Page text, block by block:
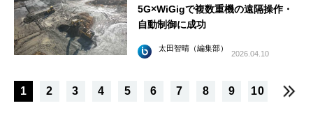
5G×WiGigで複数重機の遠隔操作・
自動制御に成功
太田智晴（編集部）
2026.04.10
1 2 3 4 5 6 7 8 9 10